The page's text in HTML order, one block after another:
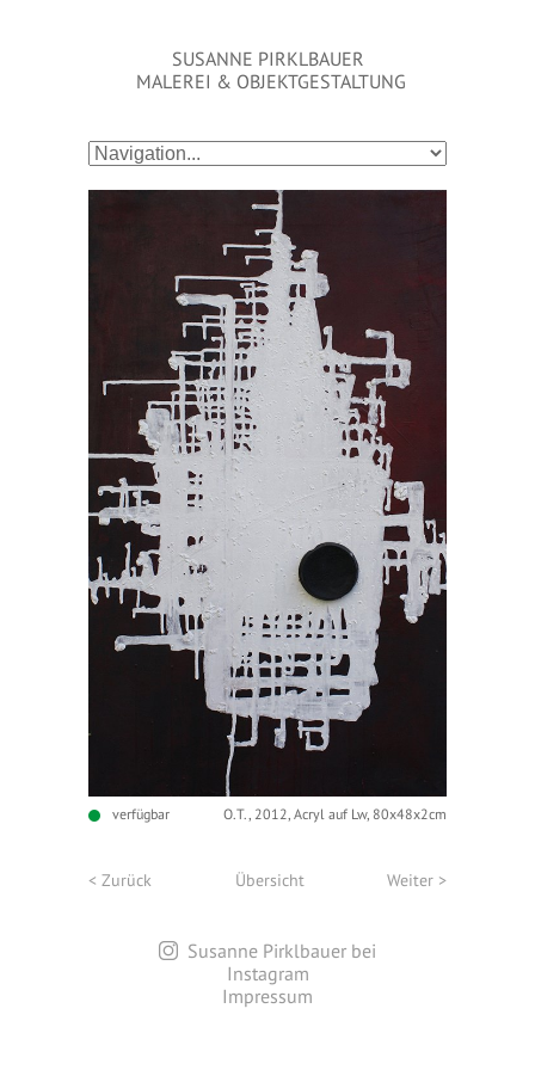
SUSANNE PIRKLBAUER
MALEREI & OBJEKTGESTALTUNG
verfügbar O.T., 2012, Acryl auf Lw, 80x48x2cm
< Zurück Übersicht Weiter >
Susanne Pirklbauer bei
Instagram
Impressum